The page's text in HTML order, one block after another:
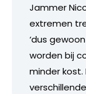
Jammer
extremen
‘dus
worden bij
minder